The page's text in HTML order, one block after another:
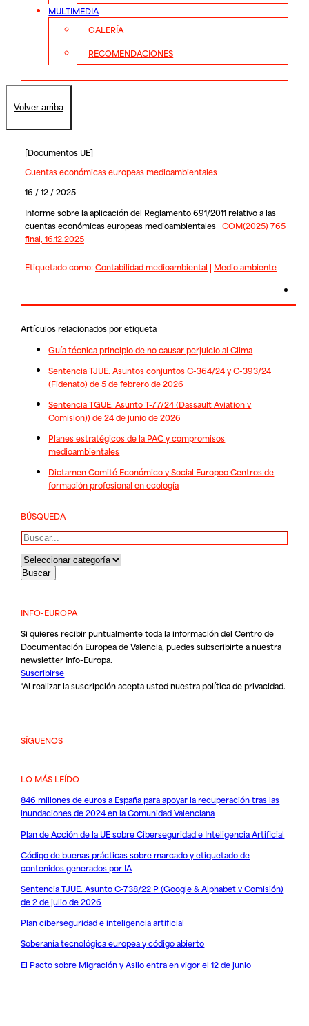
MULTIMEDIA
GALERÍA
RECOMENDACIONES
Volver arriba
[Documentos UE]
Cuentas económicas europeas medioambientales
16 / 12 / 2025
Informe sobre la aplicación del Reglamento 691/2011 relativo a las
cuentas económicas europeas medioambientales | COM(2025) 765
final, 16.12.2025
Etiquetado como:Contabilidad medioambiental | Medio ambiente
Artículos relacionados por etiqueta
Guía técnica principio de no causar perjuicio al Clima
Sentencia TJUE. Asuntos conjuntos C-364/24 y C-393/24
(Fidenato) de 5 de febrero de 2026
Sentencia TGUE. Asunto T-77/24 (Dassault Aviation v
Comision)) de 24 de junio de 2026
Planes estratégicos de la PAC y compromisos
medioambientales
Dictamen Comité Económico y Social Europeo Centros de
formación profesional en ecología
BÚSQUEDA
Buscar
INFO-EUROPA
Si quieres recibir puntualmente toda la información del Centro de
Documentación Europea de Valencia, puedes subscribirte a nuestra
newsletter Info-Europa.
Suscribirse
*Al realizar la suscripción acepta usted nuestrapolítica de privacidad.
SÍGUENOS
LO MÁS LEÍDO
846 millones de euros a España para apoyar la recuperación tras las
inundaciones de 2024 en la Comunidad Valenciana
Plan de Acción de la UE sobre Ciberseguridad e Inteligencia Artificial
Código de buenas prácticas sobre marcado y etiquetado de
contenidos generados por IA
Sentencia TJUE. Asunto C-738/22 P (Google & Alphabet v Comisión)
de 2 de julio de 2026
Plan ciberseguridad e inteligencia artificial
Soberanía tecnológica europea y código abierto
El Pacto sobre Migración y Asilo entra en vigor el 12 de junio